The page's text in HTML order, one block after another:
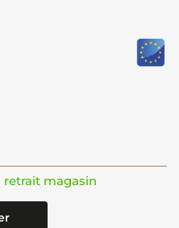
retrait magasin